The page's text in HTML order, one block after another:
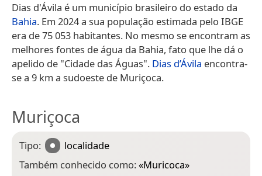
Dias d'Ávila é um município brasileiro do estado da
Bahia. Em 2024 a sua população estimada pelo IBGE
era de 75 053 habitantes. No mesmo se encontram as
melhores fontes de água da Bahia, fato que lhe dá o
apelido de "Cidade das Águas". Dias d’Ávila encontra-
se a 9 km a sudoeste de Muriçoca.
Muriçoca
Tipo:
localidade
Também conhecido como:«Muricoca»